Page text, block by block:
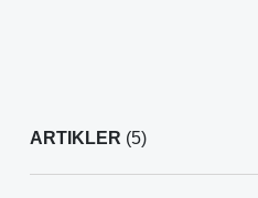
ARTIKLER (5)